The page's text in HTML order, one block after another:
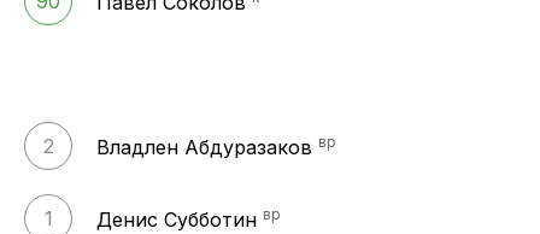
2 Владлен Абдуразаков вр
1 Денис Субботин вр